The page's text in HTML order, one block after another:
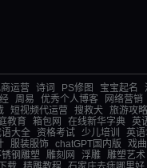
运营 诗词 PS修图 宝宝起名
周易 优秀个人博客 网络营销
短视频代运营 搜救犬 旅游攻略
教育 箱包网 在线新华字典 英
语大全 资格考试 少儿培训 英语
服装服饰 chatGPT国内版 戏
锈钢雕塑 雕刻网 浮雕 雕塑艺术